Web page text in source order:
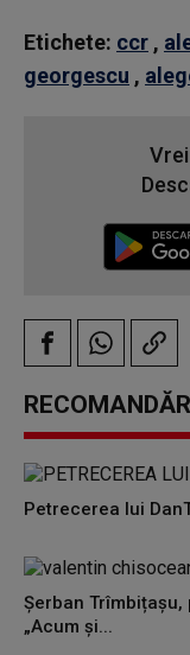
Etichete: ccr ,
georgescu ,
Petrecerea lui
Șerban
„Acum și...